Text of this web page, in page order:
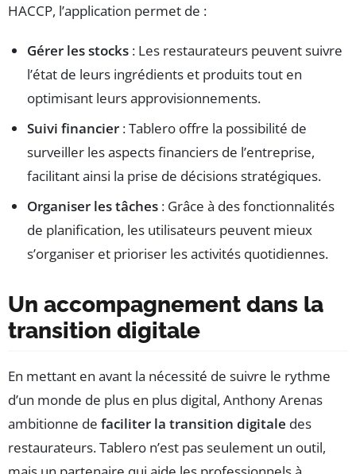
HACCP, l’application permet de :
Gérer les stocks : Les restaurateurs peuvent suivre
l’état de leurs ingrédients et produits tout en
optimisant leurs approvisionnements.
Suivi financier : Tablero offre la possibilité de
surveiller les aspects financiers de l’entreprise,
facilitant ainsi la prise de décisions stratégiques.
Organiser les tâches : Grâce à des fonctionnalités
de planification, les utilisateurs peuvent mieux
s’organiser et prioriser les activités quotidiennes.
Un accompagnement dans la
transition digitale
En mettant en avant la nécessité de suivre le rythme
d’un monde de plus en plus digital, Anthony Arenas
ambitionne de faciliter la transition digitale des
restaurateurs. Tablero n’est pas seulement un outil,